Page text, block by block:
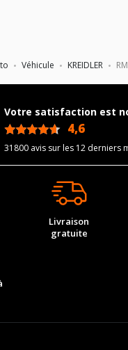
Véhicule KREIDLER
Votre satisfaction est
4,6
31800 avis sur les 12 derniers
Livraison
gratuite